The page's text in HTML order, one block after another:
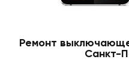
Ремонт
Санкт-